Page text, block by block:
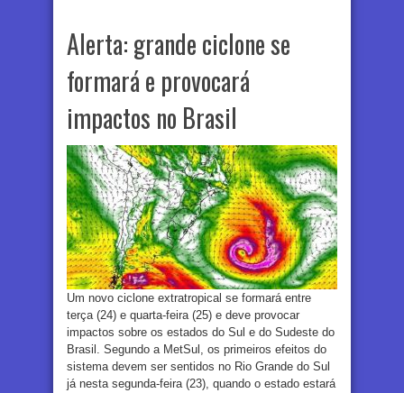
Alerta: grande ciclone se
formará e provocará
impactos no Brasil
Um novo ciclone extratropical se formará entre
terça (24) e quarta-feira (25) e deve provocar
impactos sobre os estados do Sul e do Sudeste do
Brasil. Segundo a MetSul, os primeiros efeitos do
sistema devem ser sentidos no Rio Grande do Sul
já nesta segunda-feira (23), quando o estado estará